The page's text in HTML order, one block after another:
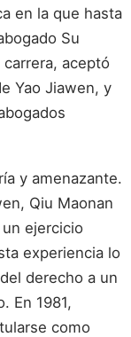
en la que hasta
Su
aceptó
Yao Jiawen, y
y amenazante.
Qiu Maonan
ejercicio
experiencia lo
derecho a un
En 1981,
como